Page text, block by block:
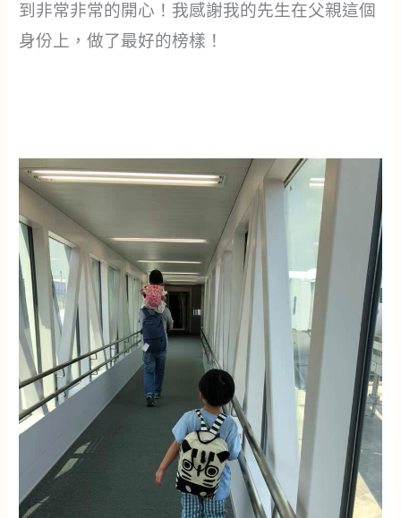
到非常非常的開心！我感謝我的先生在父親這個
身份上，做了最好的榜樣！